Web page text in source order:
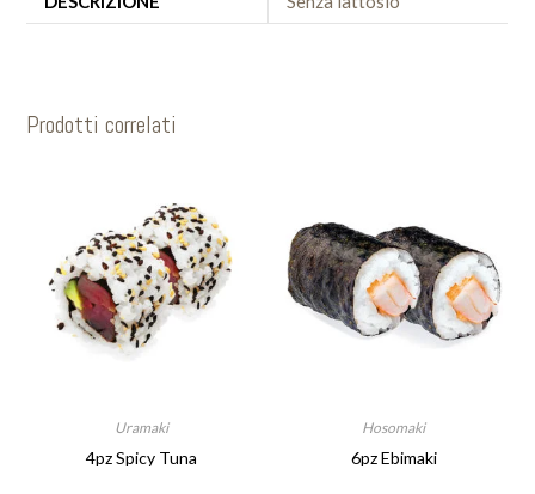
Prodotti correlati
Uramaki
4pz Spicy Tuna
Hosomaki
6pz Ebimaki